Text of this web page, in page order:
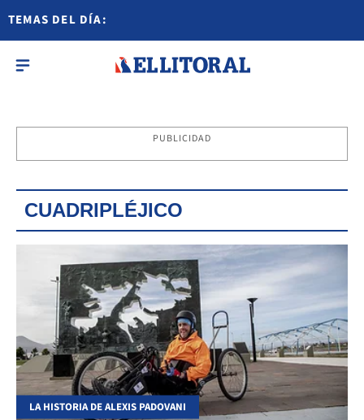
TEMAS DEL DÍA:
PUBLICIDAD
CUADRIPLÉJICO
LA HISTORIA DE ALEXIS PADOVANI